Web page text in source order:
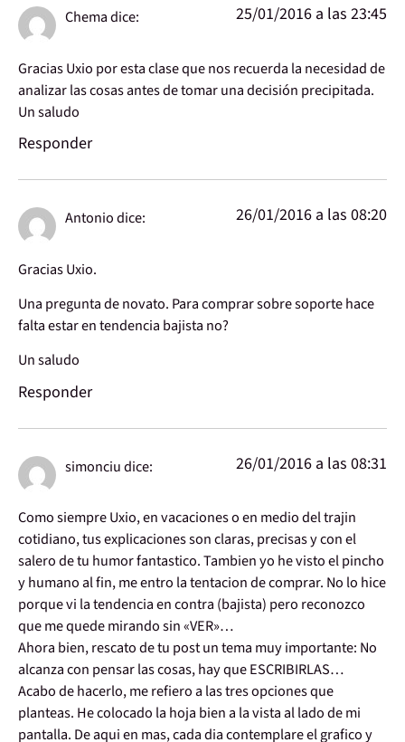
Chemadice: 25/01/2016 a las 23:45
Gracias Uxio por esta clase que nos recuerda la necesidad de
analizar las cosas antes de tomar una decisión precipitada.
Un saludo
Responder
Antoniodice: 26/01/2016 a las 08:20
Gracias Uxio.
Una pregunta de novato. Para comprar sobre soporte hace
falta estar en tendencia bajista no?
Un saludo
Responder
simonciudice: 26/01/2016 a las 08:31
Como siempre Uxio, en vacaciones o en medio del trajin
cotidiano, tus explicaciones son claras, precisas y con el
salero de tu humor fantastico. Tambien yo he visto el pincho
y humano al fin, me entro la tentacion de comprar. No lo hice
porque vi la tendencia en contra (bajista) pero reconozco
que me quede mirando sin «VER»…
Ahora bien, rescato de tu post un tema muy importante: No
alcanza con pensar las cosas, hay que ESCRIBIRLAS…
Acabo de hacerlo, me refiero a las tres opciones que
planteas. He colocado la hoja bien a la vista al lado de mi
pantalla. De aqui en mas, cada dia contemplare el grafico y